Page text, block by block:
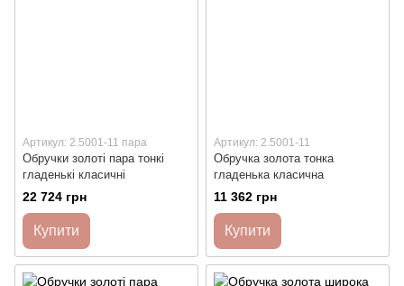
Артикул: 2.5001-11 пара
Обручки золоті пара тонкі
гладенькі класичні
22 724 грн
Купити
Артикул: 2.5001-11
Обручка золота тонка
гладенька класична
11 362 грн
Купити